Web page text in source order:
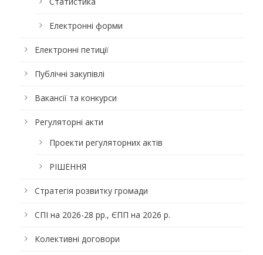
Електронні форми
Електронні петиції
Публічні закупівлі
Вакансії та конкурси
Регуляторні акти
Проекти регуляторних актів
РІШЕННЯ
Стратегія розвитку громади
СПІ на 2026-28 рр., ЄПП на 2026 р.
Колективні договори